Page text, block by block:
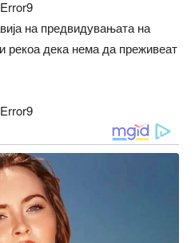
Error9
на предвидувањата на
рекоа дека нема да преживеат
Error9